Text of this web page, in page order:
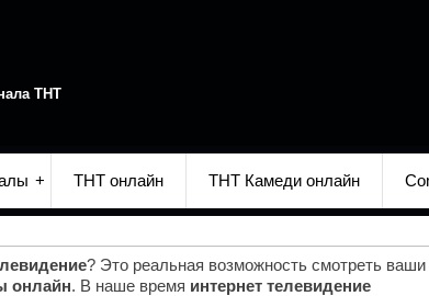
ТНТ
ТНТ онлайн ТНТ Камеди онлайн
? Это реальная возможность смотреть ваши
онлайн. В наше время интернет телевидение